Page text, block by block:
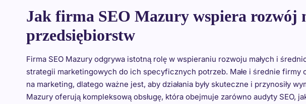
Jak firma SEO Mazury wspiera rozwój
przedsiębiorstw
Firma SEO Mazury odgrywa istotną rolę w wspieraniu rozwoju małych i
strategii marketingowych do ich specyficznych potrzeb. Małe i średnie firmy
na marketing, dlatego ważne jest, aby działania były skuteczne i przynosiły
Mazury oferują kompleksową obsługę, która obejmuje zarówno audyty SEO,